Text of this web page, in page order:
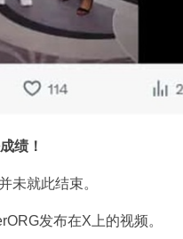
绩！
未就此结束。
发布在X上的视频。